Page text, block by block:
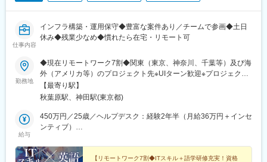
仕事内容
インフラ構築・運用保守◆豊富な案件あり／チームで参画◆土日
休み◆残業少なめ◆慣れたら在宅・リモート可
勤務地
◆現在リモートワーク7割◆関東（東京、神奈川、千葉等）及び海
外（アメリカ等）のプロジェクト先※UIターン歓迎※プロジェクト
により在宅ワークも 取り入れながら柔軟に働いています。※基本
的には転居を伴う転勤なし。 希望・適性に応じて海外赴任の可
【最寄り駅】
秋葉原駅、神田駅(東京都)
給与
450万円／25歳／ヘルプデスク：経験2年半（月給36万円＋インセ
ンティブ）
ンセンティブ）
【リモートワーク7割◆ITスキル＋語学研修充実！資格